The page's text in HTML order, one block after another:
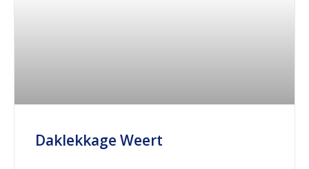
Daklekkage Weert